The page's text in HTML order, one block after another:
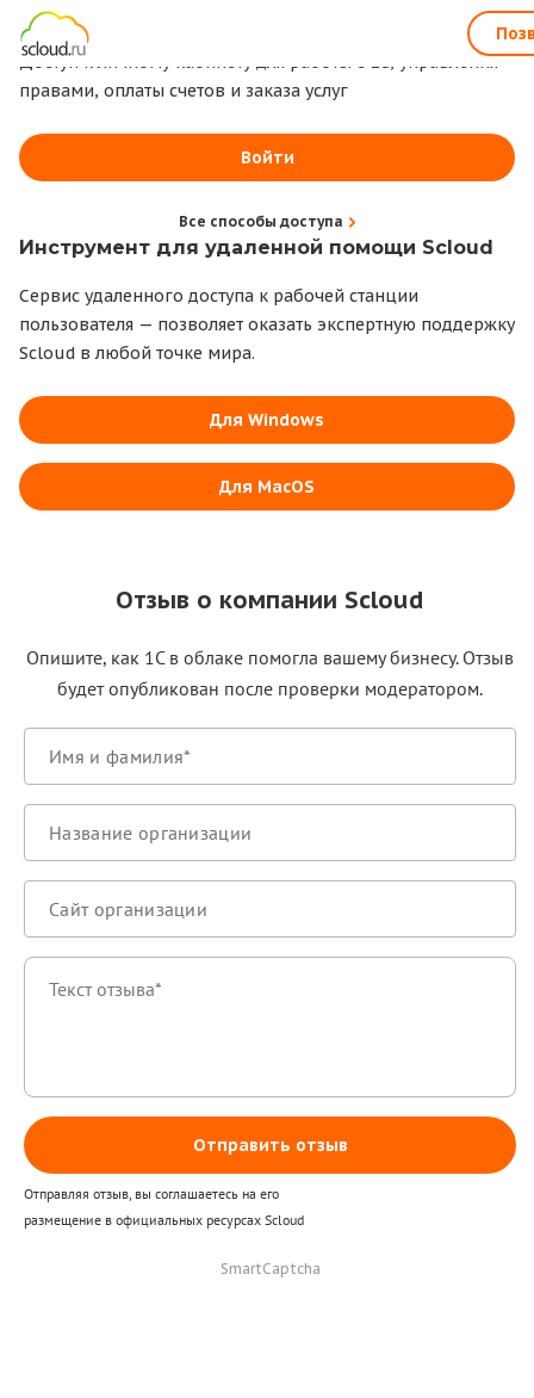
1С всегда под рукой
Доступ к личному кабинету для работы с 1С, управления
правами, оплаты счетов и заказа услуг
Войти
Все способы доступа
Инструмент для удаленной помощи Scloud
Сервис удаленного доступа к рабочей станции
пользователя — позволяет оказать экспертную поддержку
Scloud в любой точке мира.
Для Windows
Для MacOS
Отзыв о компании Scloud
Опишите, как 1С в облаке помогла вашему бизнесу. Отзыв
будет опубликован после проверки модератором.
Отправить отзыв
Отправляя отзыв, вы соглашаетесь на его
размещение в официальных ресурсах Scloud
SmartCaptcha